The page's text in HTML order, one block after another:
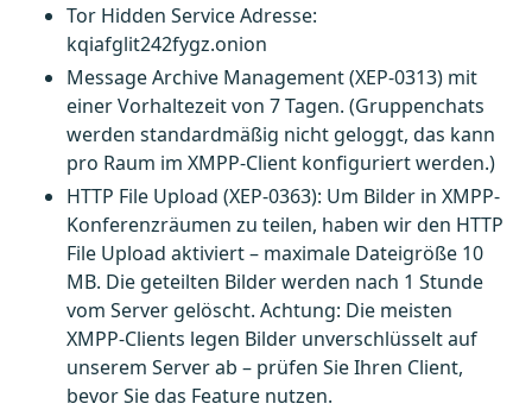
Tor Hidden Service Adresse:
kqiafglit242fygz.onion
Message Archive Management (XEP-0313) mit
einer Vorhaltezeit von 7 Tagen. (Gruppenchats
werden standardmäßig nicht geloggt, das kann
pro Raum im XMPP-Client konfiguriert werden.)
HTTP File Upload (XEP-0363): Um Bilder in XMPP-
Konferenzräumen zu teilen, haben wir den HTTP
File Upload aktiviert – maximale Dateigröße 10
MB. Die geteilten Bilder werden nach 1 Stunde
vom Server gelöscht. Achtung: Die meisten
XMPP-Clients legen Bilder unverschlüsselt auf
unserem Server ab – prüfen Sie Ihren Client,
bevor Sie das Feature nutzen.